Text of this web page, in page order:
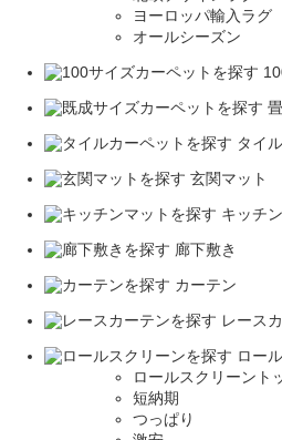
ヨーロッパ輸入ラグ
オールシーズン
タイ
玄関マット
キッチ
廊下敷き
カーテン
レース
ロー
ロールスクリーント
短納期
つっぱり